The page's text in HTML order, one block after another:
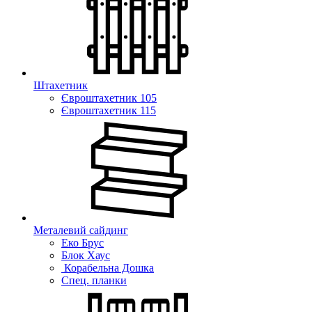
Штахетник
Євроштахетник 105
Євроштахетник 115
Металевий сайдинг
Еко Брус
Блок Хаус
Корабельна Дошка
Спец. планки